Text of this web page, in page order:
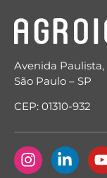
Avenida Paulista,
São Paulo – SP
CEP: 01310-932